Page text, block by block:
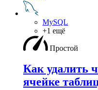
MySQL
+1 ещё
Простой
Как удалить
ячейке